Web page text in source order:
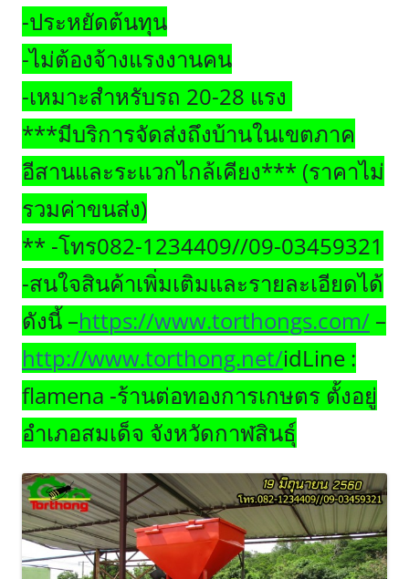
-ประหยัดต้นทุน
-ไม่ต้องจ้างแรงงานคน
-เหมาะสำหรับรถ 20-28 แรง
***มีบริการจัดส่งถึงบ้านในเขตภาค
อีสานและระแวกไกล้เคียง*** (ราคาไม่
รวมค่าขนส่ง)
** -โทร082-1234409//09-03459321
-สนใจสินค้าเพิ่มเติมและรายละเอียดได้
ดังนี้ –https://www.torthongs.com/ –
http://www.torthong.net/idLine :
flamena -ร้านต่อทองการเกษตร ตั้งอยู่
อำเภอสมเด็จ จังหวัดกาฬสินธุ์